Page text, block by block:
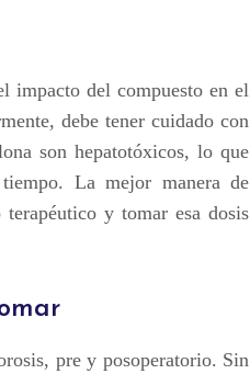
impacto del compuesto en el
debe tener cuidado con
son hepatotóxicos, lo que
La mejor manera de
y tomar esa dosis
pre y posoperatorio. Sin